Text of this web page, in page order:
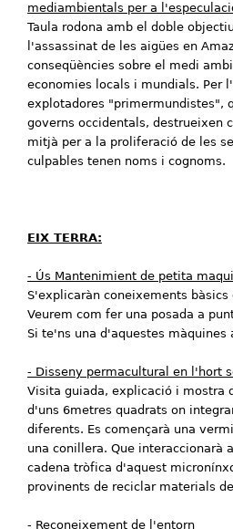
mediambientals per a
Taula rodona amb el doble
l'assassinat de les aigües en
conseqüències sobre el medi
economies locals i mundials. Per
explotadores "primermundistes",
governs occidentals, destrueixen
mitjà per a la proliferació de les
culpables tenen noms i cognoms.
EIX TERRA:
- Ús Mantenimient de petita
S'explicaràn coneixements
Veurem com fer una posada a
Si te'ns una d'aquestes
- Disseny permacultural en l'hort
Visita guiada, explicació i mostra
d'uns 6metres quadrats on
diferents. Es començarà una
una conillera. Que interaccionarà
cadena tròfica d'aquest
provinents de reciclar materials
- Reconeixement de l'entorn